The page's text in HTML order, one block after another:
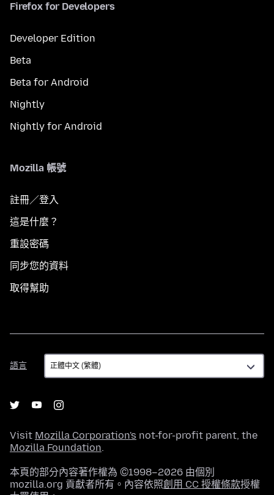
Firefox for Developers
Developer Edition
Beta
Beta for Android
Nightly
Nightly for Android
Mozilla 帳號
註冊／登入
這是什麼？
重設密碼
同步您的資料
取得幫助
語言
語
言
Visit Mozilla Corporation's not-for-profit parent, the
Mozilla Foundation.
本頁的部分內容著作權為 ©1998–2026 由個別
mozilla.org 貢獻者所有。內容依照創用 CC 授權條款授權